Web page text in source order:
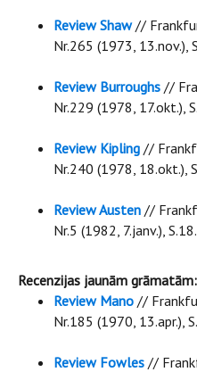
Review Shaw//
Nr.265 (1973, 13.nov.),
Review Burroughs //
Nr.229 (1978, 17.okt.),
Review Kipling //
Nr.240 (1978, 18.okt.),
Review Austen //
Nr.5 (1982, 7.janv.), S.18.
Recenzijas jaunām grāmatām:
Review Mano //
Nr.185 (1970, 13.apr.),
Review Fowles //